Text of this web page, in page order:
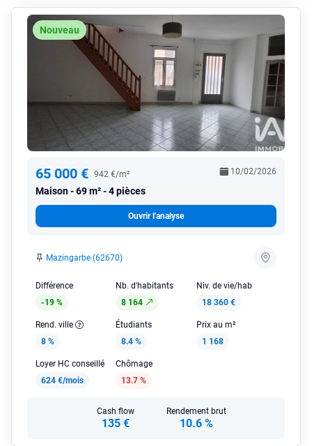
Nouveau
65 000 € 942 €/m²
Maison 69 m² - 4 pièces
10/02/2026
Ouvrir l'analyse
Mazingarbe (62670)
Différence
-19 %
Nb. d'habitants
8 164
Niv. de vie/hab
18 360 €
Rend. ville
8 %
Étudiants
8.4 %
Prix au m²
1 168
Loyer HC conseillé
624 €/mois
Chômage
13.7 %
Cash flow
135 €
Rendement brut
10.6 %